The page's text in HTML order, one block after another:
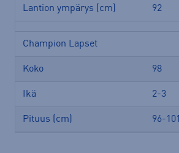
Lantion ympärys (cm) 92
Champion Lapset
Koko 98
Ikä 2-3
Pituus (cm) 96-101